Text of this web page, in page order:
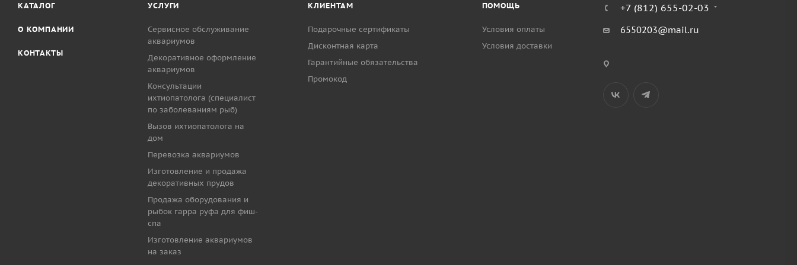
КАТАЛОГ
О КОМПАНИИ
КОНТАКТЫ
УСЛУГИ
Сервисное обслуживание
аквариумов
Декоративное оформление
аквариумов
Консультации
ихтиопатолога (специалист
по заболеваниям рыб)
Вызов ихтиопатолога на
дом
Перевозка аквариумов
Изготовление и продажа
декоративных прудов
Продажа оборудования и
рыбок гарра руфа для фиш-
спа
Изготовление аквариумов
на заказ
КЛИЕНТАМ
Подарочные сертификаты
Дисконтная карта
Гарантийные обязательства
Промокод
ПОМОЩЬ
Условия оплаты
Условия доставки
+7 (812) 655-02-03
6550203@mail.ru